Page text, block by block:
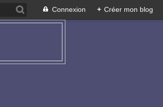
Connexion + Créer mon blog